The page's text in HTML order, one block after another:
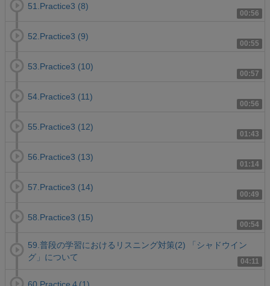
00:56
51.Practice3 (8)
00:55
52.Practice3 (9)
00:57
53.Practice3 (10)
00:56
54.Practice3 (11)
01:43
55.Practice3 (12)
01:14
56.Practice3 (13)
00:49
57.Practice3 (14)
00:54
58.Practice3 (15)
04:11
59.普段の学習におけるリスニング対策(2) 「シャドウイン
グ」について